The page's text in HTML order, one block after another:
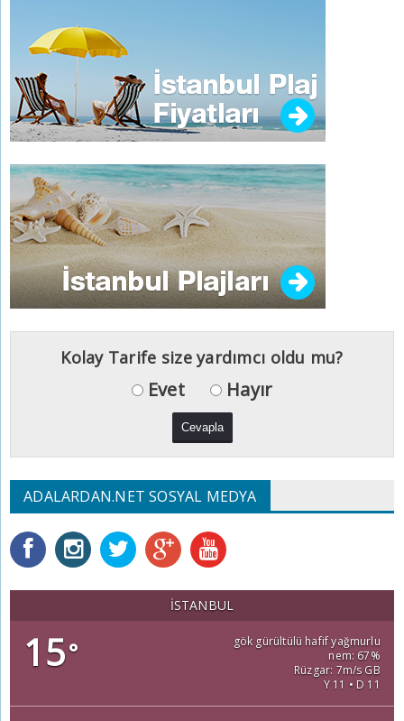
Kolay Tarife size yardımcı oldu mu?
Evet Hayır
ADALARDAN.NET SOSYAL MEDYA
İSTANBUL
15°
gök gürültülü hafif yağmurlu
nem: 67%
Rüzgar: 7m/s GB
Y 11 • D 11